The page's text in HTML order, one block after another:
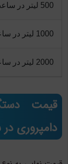
500 لیتر در ساعت
1000 لیتر در ساعت
2000 لیتر در ساعت به بالا
قیمت
دامپروری در